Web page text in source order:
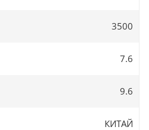
3500
7.6
9.6
КИТАЙ